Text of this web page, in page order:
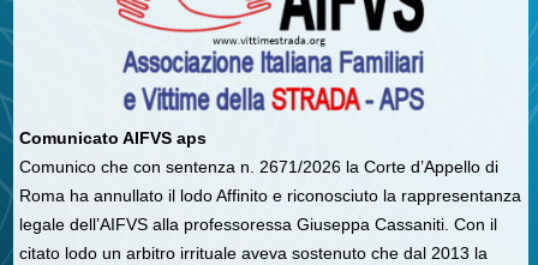
Comunicato AIFVS aps
Comunico che con sentenza n. 2671/2026 la Corte d’Appello di
Roma ha annullato il lodo Affinito e riconosciuto la rappresentanza
legale dell’AIFVS alla professoressa Giuseppa Cassaniti. Con il
citato lodo un arbitro irrituale aveva sostenuto che dal 2013 la